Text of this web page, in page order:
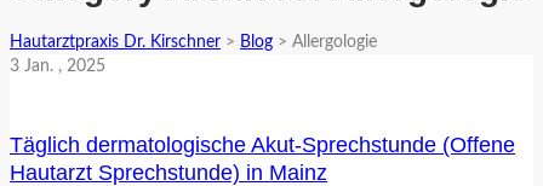
Hautarztpraxis Dr. Kirschner > Blog > Allergologie
3 Jan. , 2025
Täglich dermatologische Akut-Sprechstunde (Offene
Hautarzt Sprechstunde) in Mainz